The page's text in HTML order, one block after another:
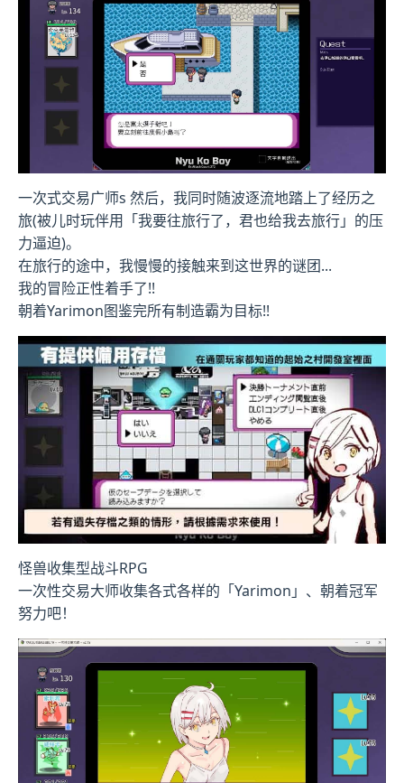
一次式交易广师s 然后，我同时随波逐流地踏上了经历之
旅(被儿时玩伴用「我要往旅行了，君也给我去旅行」的压
力逼迫)。
在旅行的途中，我慢慢的接触来到这世界的谜团...
我的冒险正性着手了!!
朝着Yarimon图鉴完所有制造霸为目标!!
怪兽收集型战斗RPG
一次性交易大师收集各式各样的「Yarimon」、朝着冠军
努力吧！